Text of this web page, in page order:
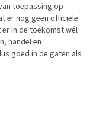
toepassing op
er nog geen officiële
in de toekomst wél
handel en
goed in de gaten als